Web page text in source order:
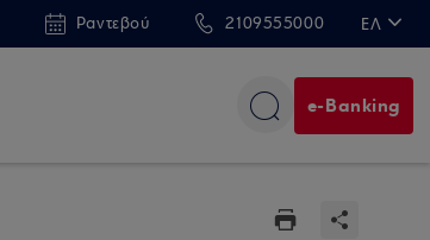
Ραντεβού 2109555000 ΕΛ
e-Banking